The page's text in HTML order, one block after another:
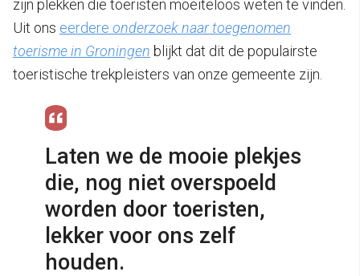
zijn plekken die toeristen moeiteloos weten te vinden.
Uit ons eerdere onderzoek naar toegenomen
toerisme in Groningen blijkt dat dit de populairste
toeristische trekpleisters van onze gemeente zijn.
Laten we de mooie plekjes
die, nog niet overspoeld
worden door toeristen,
lekker voor ons zelf
houden.